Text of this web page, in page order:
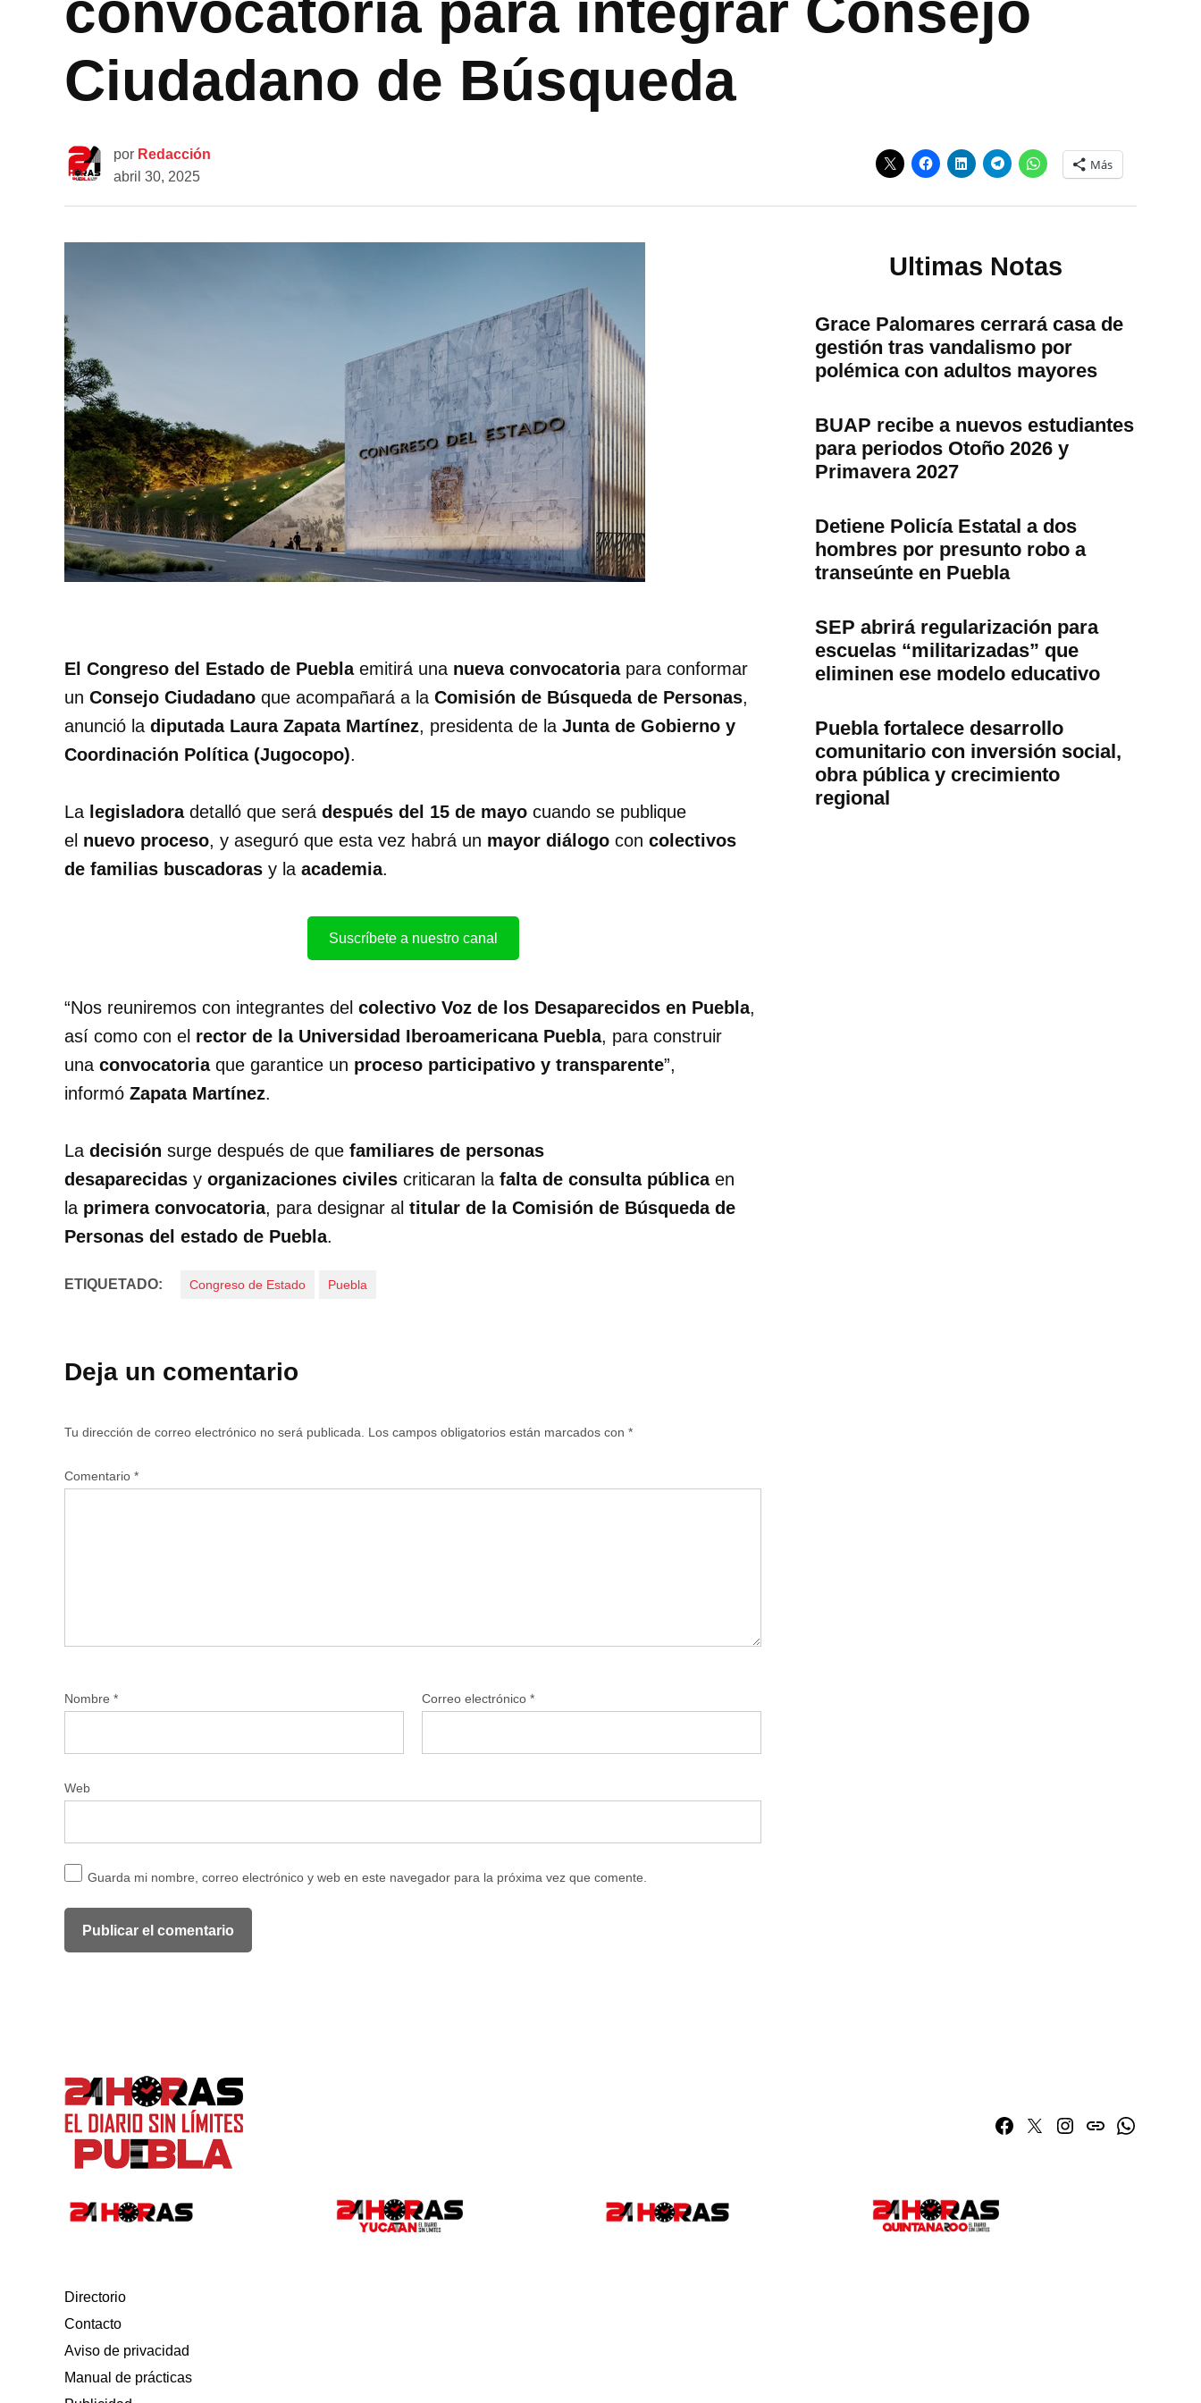
Ciudadano de Búsqueda
por Redacción
abril 30, 2025
Más
El Congreso del Estado de Pueblaemitirá una nueva convocatoriapara conformar
un Consejo Ciudadano que acompañará a la Comisión de Búsqueda de Personas,
anunció la diputada Laura Zapata Martínez, presidenta de la Junta de Gobierno y
Coordinación Política (Jugocopo).
La legisladoradetalló que será después del 15 de mayo cuando se publique
el nuevo proceso, y aseguró que esta vez habrá un mayor diálogo con colectivos
de familias buscadoras y la academia.
Suscríbete a nuestro canal
“Nos reuniremos con integrantes del colectivo Voz de los Desaparecidos en Puebla,
así como con el rector de la Universidad Iberoamericana Puebla, para construir
una convocatoriaque garantice un proceso participativo y transparente”,
informó Zapata Martínez.
La decisión surge después de que familiares de personas
desaparecidas y organizaciones civiles criticaran la falta de consulta públicaen
la primera convocatoria, para designar al titular de la Comisión de Búsqueda de
Personas del estado de Puebla.
ETIQUETADO: Congreso de Estado Puebla
Deja un comentario
Tu dirección de correo electrónico no será publicada. Los campos obligatorios están marcados con *
Comentario *
Nombre * Correo electrónico *
Web
Guarda mi nombre, correo electrónico y web en este navegador para la próxima vez que comente.
Ultimas Notas
Grace Palomares cerrará casa de
gestión tras vandalismo por
polémica con adultos mayores
BUAP recibe a nuevos estudiantes
para periodos Otoño 2026 y
Primavera 2027
Detiene Policía Estatal a dos
hombres por presunto robo a
transeúnte en Puebla
SEP abrirá regularización para
escuelas “militarizadas” que
eliminen ese modelo educativo
Puebla fortalece desarrollo
comunitario con inversión social,
obra pública y crecimiento
regional
Facebook
TwitterInstagram
issuuWhatsapp
Directorio
Contacto
Aviso de privacidad
Manual de prácticas